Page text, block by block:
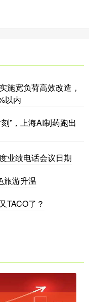
施宽负荷高效改造，
以内
”，上海AI制药跑出
业绩电话会议日期
旅游升温
TACO了？